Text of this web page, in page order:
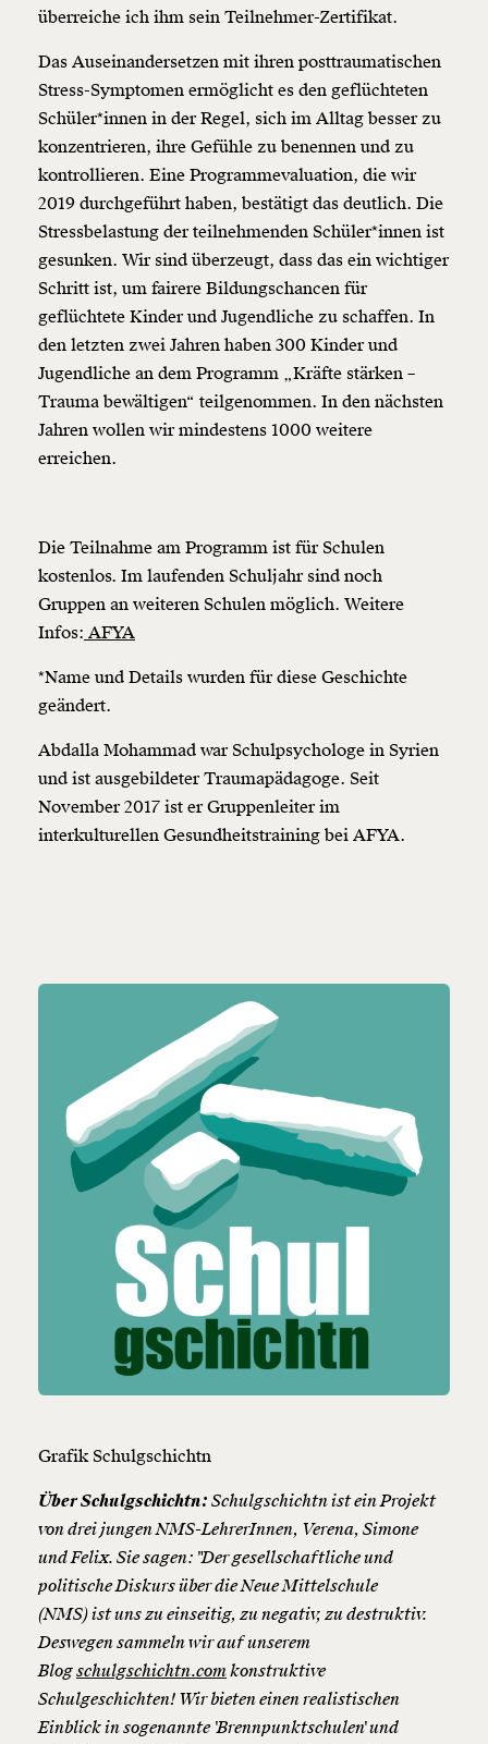
überreiche ich ihm sein Teilnehmer-Zertifikat.
Das Auseinandersetzen mit ihren posttraumatischen
Stress-Symptomen ermöglicht es den geflüchteten
Schüler*innen in der Regel, sich im Alltag besser zu
konzentrieren, ihre Gefühle zu benennen und zu
kontrollieren. Eine Programmevaluation, die wir
2019 durchgeführt haben, bestätigt das deutlich. Die
Stressbelastung der teilnehmenden Schüler*innen ist
gesunken. Wir sind überzeugt, dass das ein wichtiger
Schritt ist, um fairere Bildungschancen für
geflüchtete Kinder und Jugendliche zu schaffen. In
den letzten zwei Jahren haben 300 Kinder und
Jugendliche an dem Programm „Kräfte stärken –
Trauma bewältigen“ teilgenommen. In den nächsten
Jahren wollen wir mindestens 1000 weitere
erreichen.
Die Teilnahme am Programm ist für Schulen
kostenlos. Im laufenden Schuljahr sind noch
Gruppen an weiteren Schulen möglich. Weitere
Infos: AFYA
*Name und Details wurden für diese Geschichte
geändert.
Abdalla Mohammad war Schulpsychologe in Syrien
und ist ausgebildeter Traumapädagoge. Seit
November 2017 ist er Gruppenleiter im
interkulturellen Gesundheitstraining bei AFYA.
Grafik Schulgschichtn
Über Schulgschichtn: Schulgschichtn ist ein Projekt
von drei jungen NMS-LehrerInnen, Verena, Simone
und Felix. Sie sagen: "Der gesellschaftliche und
politische Diskurs über die Neue Mittelschule
(NMS) ist uns zu einseitig, zu negativ, zu destruktiv.
Deswegen sammeln wir auf unserem
Blogschulgschichtn.comkonstruktive
Schulgeschichten! Wir bieten einen realistischen
Einblick in sogenannte 'Brennpunktschulen' und